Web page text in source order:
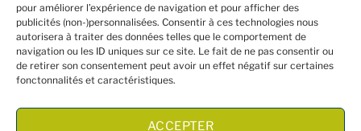
pour améliorer l’expérience de navigation et pour afficher des
publicités (non-)personnalisées. Consentir à ces technologies nous
autorisera à traiter des données telles que le comportement de
navigation ou les ID uniques sur ce site. Le fait de ne pas consentir ou
de retirer son consentement peut avoir un effet négatif sur certaines
fonctonnalités et caractéristiques.
ACCEPTER
HEURES D’OUVERTURE
Lundi au vendredi : 6 h 30 à 17 h 30
Samedi : 8 h à 17 h
Dimanche : Fermé